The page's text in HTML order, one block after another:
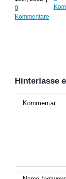
0
Kommentare
Hinterlasse